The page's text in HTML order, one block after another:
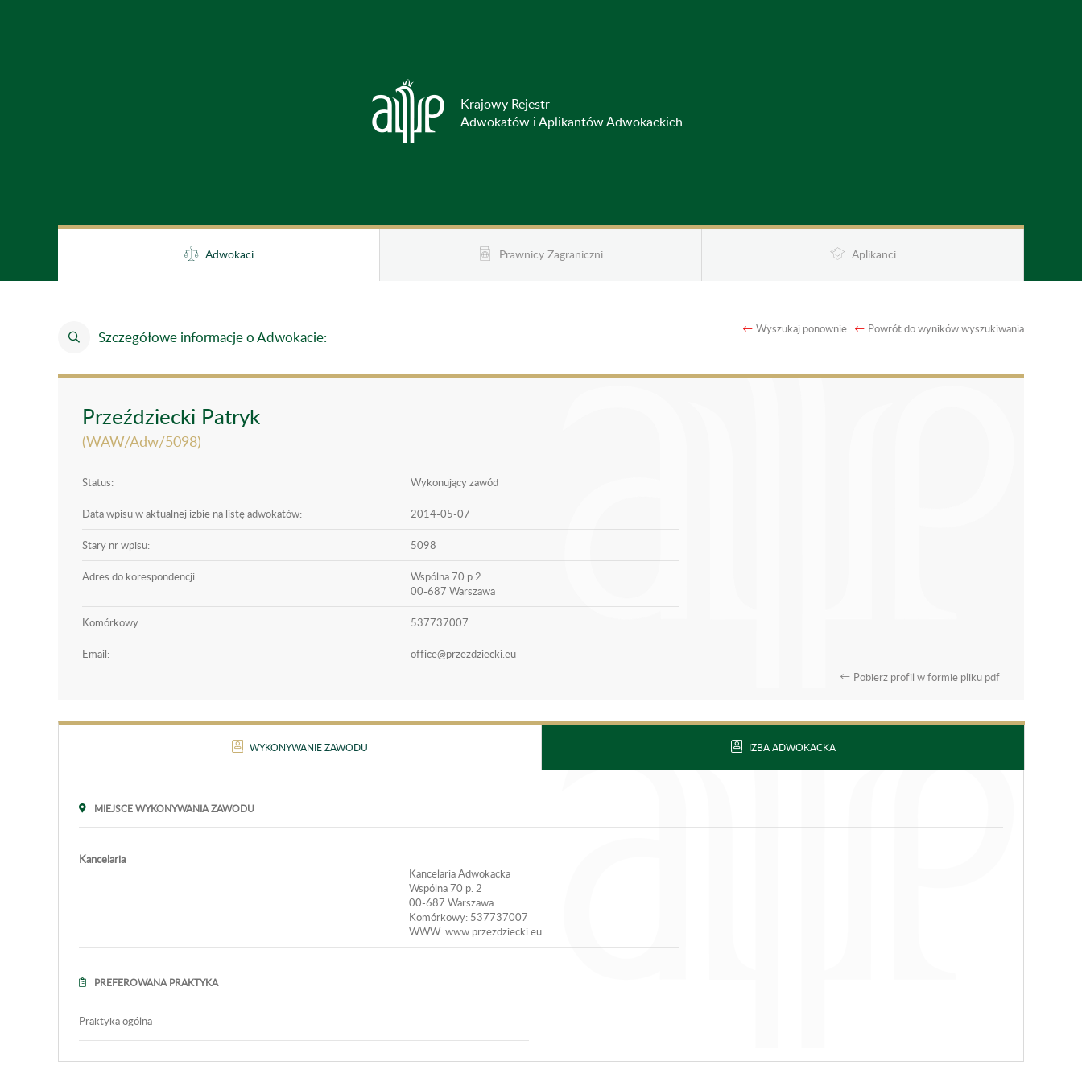
Krajowy Rejestr
Adwokatów i Aplikantów Adwokackich
Adwokaci Prawnicy Zagraniczni Aplikanci
Szczegółowe informacje o Adwokacie: Wyszukaj ponownie Powrót do wyników wyszukiwania
Przeździecki Patryk
(WAW/Adw/5098)
Status: Wykonujący zawód
Data wpisu w aktualnej izbie na listę adwokatów: 2014-05-07
Stary nr wpisu: 5098
Adres do korespondencji:
Wspólna 70 p.2
00-687 Warszawa
Komórkowy: 537737007
Email:
Pobierz profil w formie pliku pdf
WYKONYWANIE ZAWODU IZBA ADWOKACKA
MIEJSCE WYKONYWANIA ZAWODU
Kancelaria
Kancelaria Adwokacka
Wspólna 70 p. 2
00-687 Warszawa
Komórkowy: 537737007
WWW: www.przezdziecki.eu
PREFEROWANA PRAKTYKA
Praktyka ogólna